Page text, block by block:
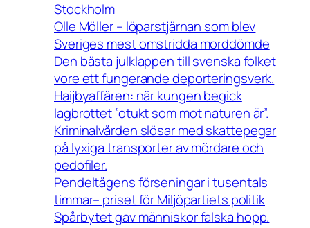
Stockholm
Olle Möller – löparstjärnan som blev
Sveriges mest omstridda morddömde
Den bästa julklappen till svenska folket
vore ett fungerande deporteringsverk.
Haijbyaffären: när kungen begick
lagbrottet ”otukt som mot naturen är”.
Kriminalvården slösar med skattepegar
på lyxiga transporter av mördare och
pedofiler.
Pendeltågens förseningar i tusentals
timmar– priset för Miljöpartiets politik
Spårbytet gav människor falska hopp.